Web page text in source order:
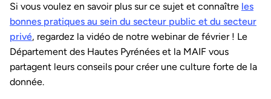
Si vous voulez en savoir plus sur ce sujet et connaître les
bonnes pratiques au sein du secteur public et du secteur
privé, regardez la vidéo de notre webinar de février ! Le
Département des Hautes Pyrénées et la MAIF vous
partagent leurs conseils pour créer une culture forte de la
donnée.